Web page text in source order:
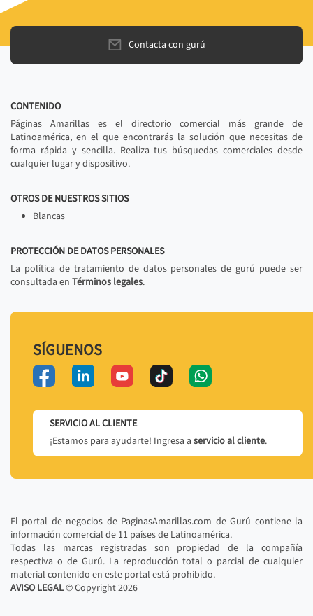
Contacta con gurú
CONTENIDO
Páginas Amarillas es el directorio comercial más grande de
Latinoamérica, en el que encontrarás la solución que necesitas de
forma rápida y sencilla. Realiza tus búsquedas comerciales desde
cualquier lugar y dispositivo.
OTROS DE NUESTROS SITIOS
Blancas
PROTECCIÓN DE DATOS PERSONALES
La política de tratamiento de datos personales de gurú puede ser
consultada en Términos legales.
SÍGUENOS
SERVICIO AL CLIENTE
¡Estamos para ayudarte! Ingresa a servicio al cliente.
El portal de negocios de PaginasAmarillas.com de Gurú contiene la
información comercial de 11 países de Latinoamérica.
Todas las marcas registradas son propiedad de la compañía
respectiva o de Gurú. La reproducción total o parcial de cualquier
material contenido en este portal está prohibido.
AVISO LEGAL© Copyright2026